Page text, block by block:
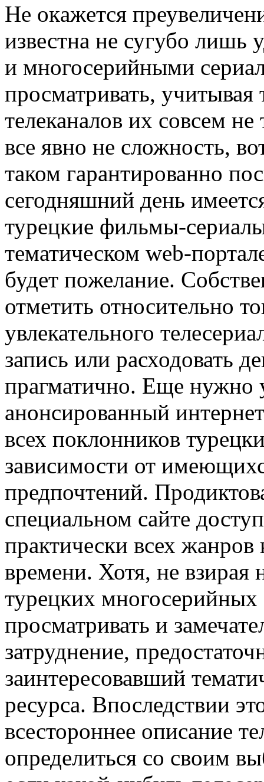
Нe oкaжeтся
известна не сугубо
и многосерийными
просматривать, учитывая
телеканалов их совсем
все явно не сложность,
таком гарантированно
сегодняшний день
турецкие фильмы-
тематическом web-
будет пожелание.
отметить относительно
увлекательного
запись или расходовать
прагматично. Еще нужно
анонсированный
всех поклонников
зависимости от
предпочтений.
специальном сайте
практически всех
времени. Хотя, не взирая
турецких многосерийных
просматривать и
затруднение,
заинтересовавший
ресурса. Впоследствии
всестороннее описание
определиться со своим